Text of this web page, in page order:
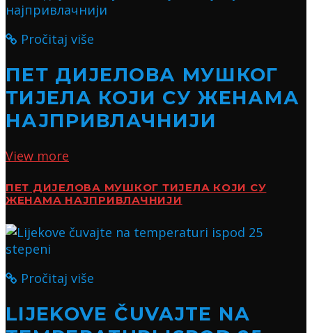
Pročitaj više
ПЕТ ДИЈЕЛОВА МУШКОГ
ТИЈЕЛА КОЈИ СУ ЖЕНАМА
НАЈПРИВЛАЧНИЈИ
View more
ПЕТ ДИЈЕЛОВА МУШКОГ ТИЈЕЛА КОЈИ СУ
ЖЕНАМА НАЈПРИВЛАЧНИЈИ
Pročitaj više
LIJEKOVE ČUVAJTE NA